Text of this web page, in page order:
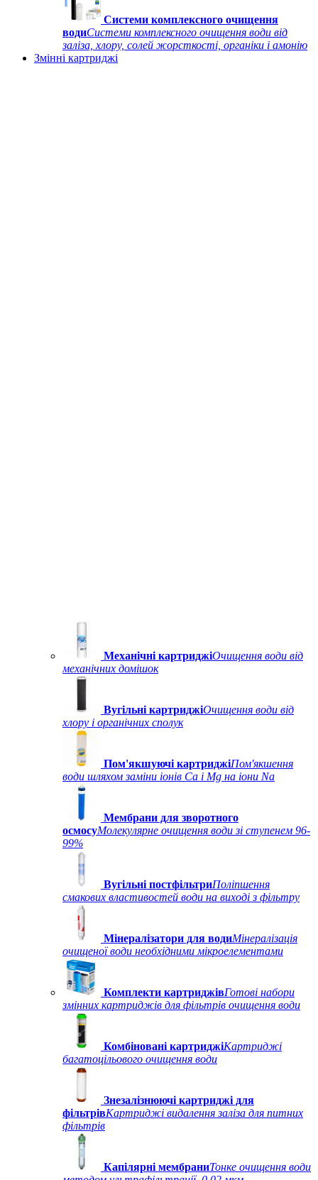
Системи комплексного очищення
водиСистеми комплексного очищення води від
заліза, хлору, солей жорсткості, органіки і амонію
Змінні картриджі
Механічні картриджіОчищення води від
механічних домішок
Вугільні картриджіОчищення води від
хлору і органічних сполук
Пом'якшуючі картриджіПом'якшення
води шляхом заміни іонів Ca і Mg на іони Na
Мембрани для зворотного
осмосуМолекулярне очищення води зі ступенем 96-
99%
Вугільні постфільтриПоліпшення
смакових властивостей води на виході з фільтру
Мінералізатори для водиМінералізація
очищеної води необхідними мікроелементами
Комплекти картриджівГотові набори
змінних картриджів для фільтрів очищення води
Комбіновані картриджіКартриджі
багатоцільового очищення води
Знезалізнюючі картриджі для
фільтрівКартриджі видалення заліза для питних
фільтрів
Капілярні мембраниТонке очищення води